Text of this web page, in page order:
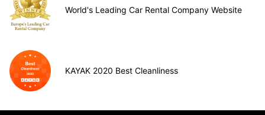
World's Leading Car Rental Company Website
KAYAK 2020 Best Cleanliness